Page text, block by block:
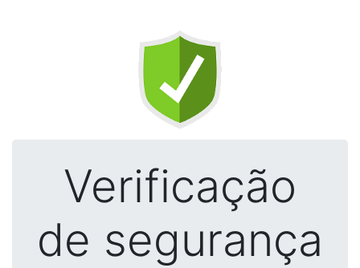
Verificação
de segurança